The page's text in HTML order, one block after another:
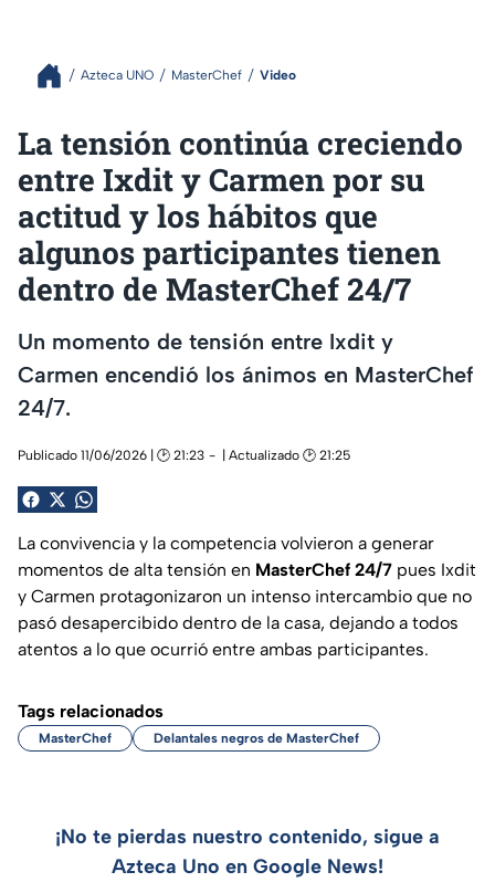
Azteca UNO MasterChef Video
La tensión continúa creciendo
entre Ixdit y Carmen por su
actitud y los hábitos que
algunos participantes tienen
dentro de MasterChef 24/7
Un momento de tensión entre Ixdit y
Carmen encendió los ánimos en MasterChef
24/7.
Publicado 11/06/2026 | 🕑 21:23 | Actualizado 🕑 21:25
La convivencia y la competencia volvieron a generar
momentos de alta tensión en MasterChef 24/7 pues Ixdit
y Carmen protagonizaron un intenso intercambio que no
pasó desapercibido dentro de la casa, dejando a todos
atentos a lo que ocurrió entre ambas participantes.
Tags relacionados
MasterChef Delantales negros de MasterChef
¡No te pierdas nuestro contenido, sigue a
Azteca Uno en Google News!